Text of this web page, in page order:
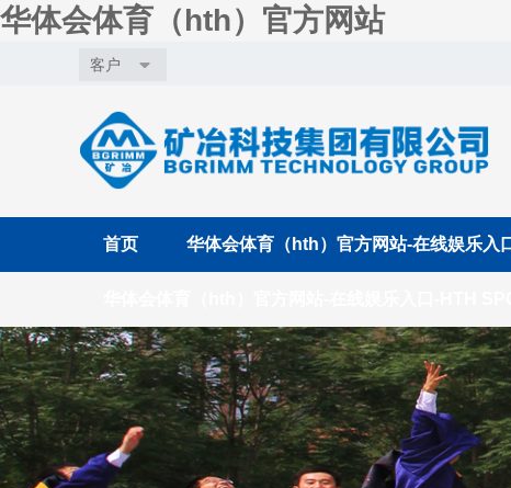
华体会体育（hth）官方网站
客户
首页 华体会体育（hth）官方网站-在线娱乐入